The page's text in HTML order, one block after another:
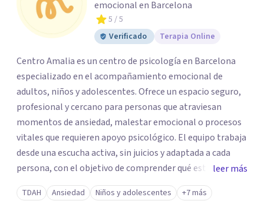
emocional en Barcelona
5 / 5
Verificado
Terapia Online
Centro Amalia es un centro de psicología en Barcelona
especializado en el acompañamiento emocional de
adultos, niños y adolescentes. Ofrece un espacio seguro,
profesional y cercano para personas que atraviesan
momentos de ansiedad, malestar emocional o procesos
vitales que requieren apoyo psicológico. El equipo trabaja
desde una escucha activa, sin juicios y adaptada a cada
persona, con el objetivo de comprender qué está
ocurriendo y facilitar herramientas para avanzar con
mayor equilibrio y bienestar. La intervención se realiza en
leer más
TDAH Ansiedad Niños y adolescentes +7 más